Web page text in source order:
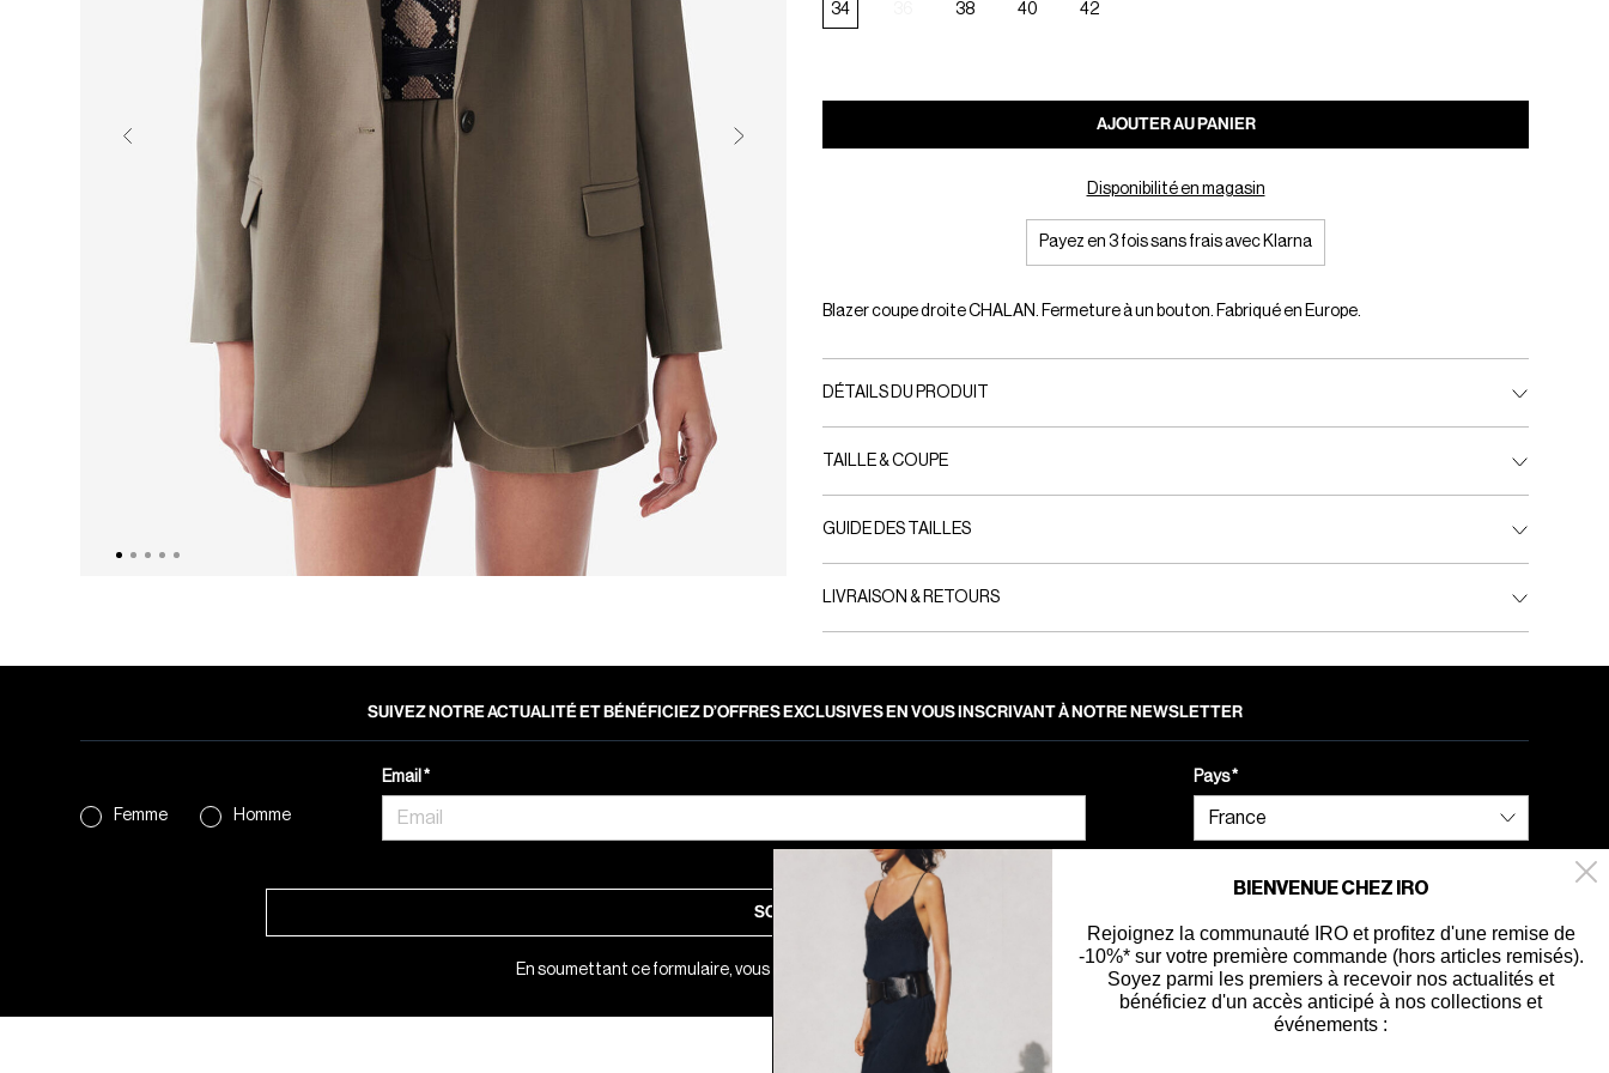
34 38 40 42
AJOUTER AU PANIER
Disponibilité en magasin
Payez en 3 fois sans frais avec Klarna
Blazer coupe droite CHALAN. Fermeture à un bouton. Fabriqué en Europe.
DÉTAILS DU PRODUIT
TAILLE & COUPE
GUIDE DES TAILLES
LIVRAISON & RETOURS
SUIVEZ NOTRE ACTUALITÉ ET BÉNÉFICIEZ D’OFFRES EXCLUSIVES EN VOUS INSCRIVANT À NOTRE NEWSLETTER
Femme Homme
Email Pays
SOUMETTRE
En soumettant ce formulaire, vous acceptez notre Politique de Confidentialité
BIENVENUE CHEZ IRO
Rejoignez la communauté IRO et profitez d'une remise de
-10%* sur votre première commande (hors articles remisés).
Soyez parmi les premiers à recevoir nos actualités et
bénéficiez d'un accès anticipé à nos collections et
événements :